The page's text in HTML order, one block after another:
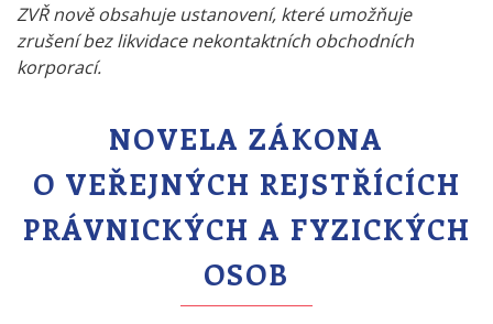
ZVŘ nově obsahuje ustanovení, které umožňuje
zrušení bez likvidace nekontaktních obchodních
korporací.
NOVELA ZÁKONA
O VEŘEJNÝCH REJSTŘÍCÍCH
PRÁVNICKÝCH A FYZICKÝCH
OSOB